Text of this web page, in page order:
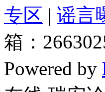
专区 | 谣言
箱：
Powered by